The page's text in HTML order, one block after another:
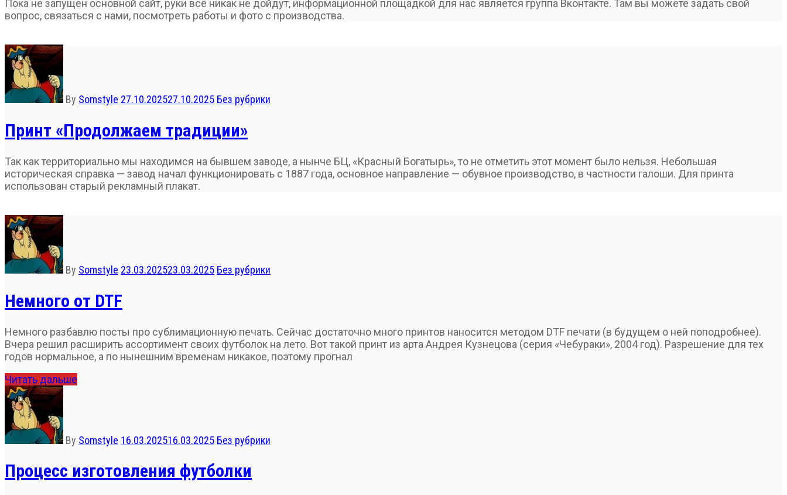
Пока не запущен основной сайт, руки всё никак не дойдут, информационной площадкой для нас является группа Вконтакте. Там вы можете задать свой
вопрос, связаться с нами, посмотреть работы и фото с производства.
By Somstyle 27.10.202527.10.2025 Без рубрики
Принт «Продолжаем традиции»
Так как территориально мы находимся на бывшем заводе, а нынче БЦ, «Красный Богатырь», то не отметить этот момент было нельзя. Небольшая
историческая справка — завод начал функционировать с 1887 года, основное направление — обувное производство, в частности галоши. Для принта
использован старый рекламный плакат.
By Somstyle 23.03.202523.03.2025 Без рубрики
Немного от DTF
Немного разбавлю посты про сублимационную печать. Сейчас достаточно много принтов наносится методом DTF печати (в будущем о ней поподробнее).
Вчера решил расширить ассортимент своих футболок на лето. Вот такой принт из арта Андрея Кузнецова (серия «Чебураки», 2004 год). Разрешение для тех
годов нормальное, а по нынешним временам никакое, поэтому прогнал
Читать дальше
By Somstyle 16.03.202516.03.2025 Без рубрики
Процесс изготовления футболки